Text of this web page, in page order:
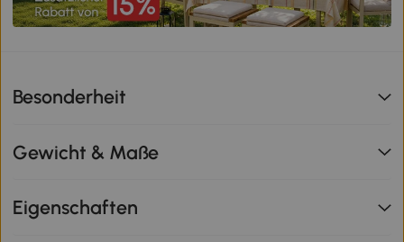
Besonderheit
Gewicht & Maße
Eigenschaften